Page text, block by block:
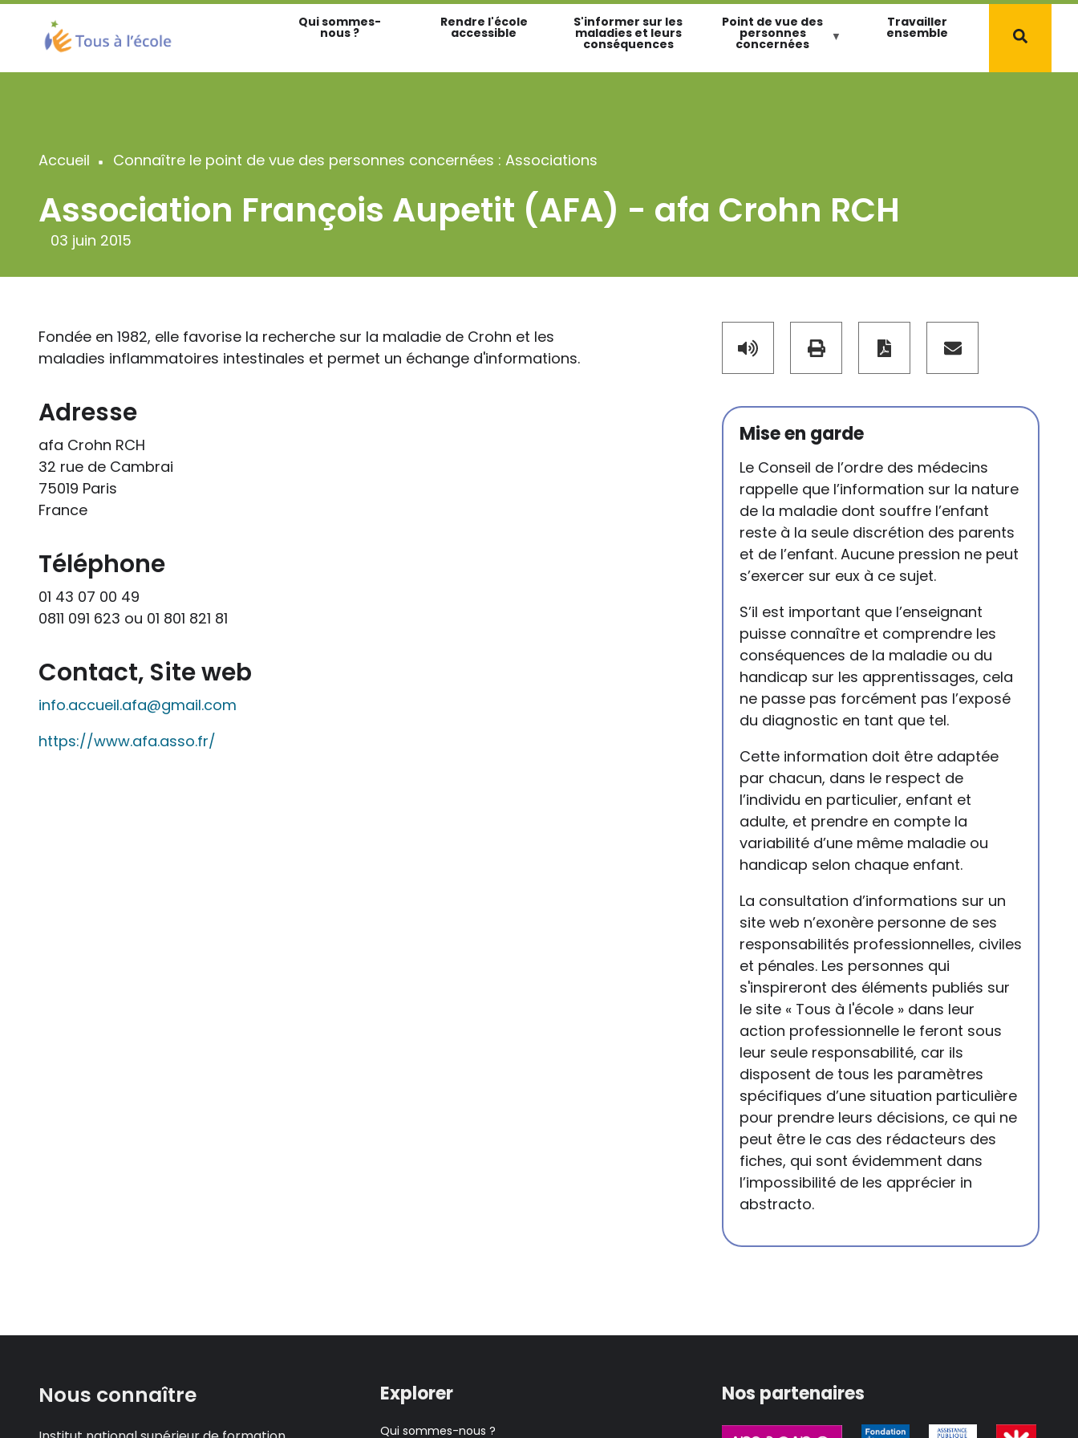
Aller
contenu
principal
Qui sommes-
nous ?
Rendre l'école
accessible
S'informer sur les
maladies et leurs
conséquences
Point de vue des
personnes
concernées
Travailler
ensemble
Fil
d'Ariane
Accueil Connaître le point de vue des personnes concernées : Associations
Association François Aupetit (AFA) - afa Crohn RCH
03 juin 2015
Mise en garde
Le Conseil de l’ordre des médecins
rappelle que l’information sur la nature
de la maladie dont souffre l’enfant
reste à la seule discrétion des parents
et de l’enfant. Aucune pression ne peut
s’exercer sur eux à ce sujet.
S’il est important que l’enseignant
puisse connaître et comprendre les
conséquences de la maladie ou du
handicap sur les apprentissages, cela
ne passe pas forcément pas l’exposé
du diagnostic en tant que tel.
Cette information doit être adaptée
par chacun, dans le respect de
l’individu en particulier, enfant et
adulte, et prendre en compte la
variabilité d’une même maladie ou
handicap selon chaque enfant.
La consultation d’informations sur un
site web n’exonère personne de ses
responsabilités professionnelles, civiles
et pénales. Les personnes qui
s'inspireront des éléments publiés sur
le site « Tous à l'école » dans leur
action professionnelle le feront sous
leur seule responsabilité, car ils
disposent de tous les paramètres
spécifiques d’une situation particulière
pour prendre leurs décisions, ce qui ne
peut être le cas des rédacteurs des
fiches, qui sont évidemment dans
l’impossibilité de les apprécier in
abstracto.
Fondée en 1982, elle favorise la recherche sur la maladie de Crohn et les
maladies inflammatoires intestinales et permet un échange d'informations.
Adresse
afa Crohn RCH
32 rue de Cambrai
75019 Paris
France
Téléphone
01 43 07 00 49
0811 091 623 ou 01 801 821 81
Contact, Site web
info.accueil.afa@gmail.com
https://www.afa.asso.fr/
Nous connaître Explorer
Qui sommes-nous ?
Nos partenaires